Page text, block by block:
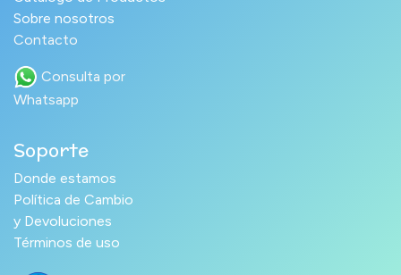
Sobre nosotros
Contacto
Consulta por
Whatsapp
Soporte
Donde estamos
Política de Cambio
y Devoluciones
Términos de uso